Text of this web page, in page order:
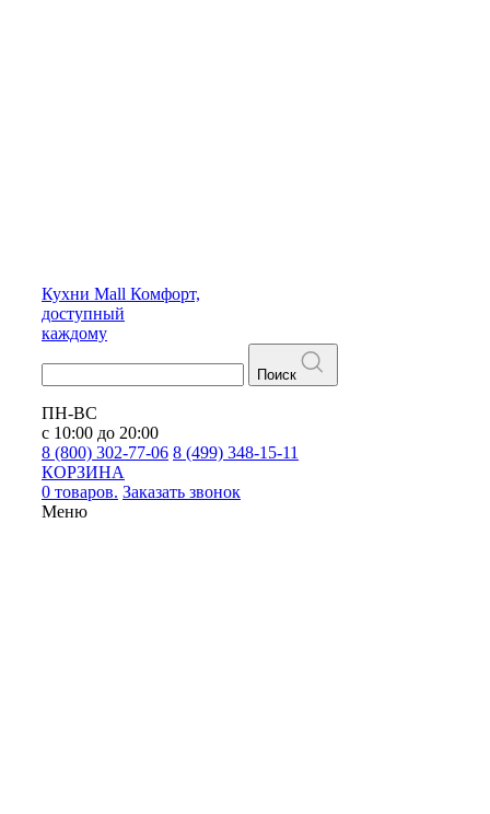
Кухни Mall Комфорт,
доступный
каждому
Поиск
ПН-ВС
с 10:00 до 20:00
8 (800) 302-77-06 8 (499) 348-15-11
КОРЗИНА
0 товаров. Заказать звонок
Меню